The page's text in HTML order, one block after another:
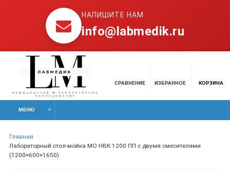
НАПИШИТЕ НАМ
info@labmedik.ru
СРАВНЕНИЕ ИЗБРАННОЕ КОРЗИНА
МЕНЮ
Главная
Лабораторный стол-мойка МО НВК 1200 ПП с двумя смесителями
(1200×600×1650)